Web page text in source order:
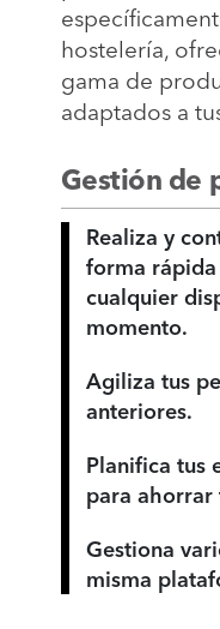
hostelería,
gama de
adaptados a
Gestión de
Realiza y
forma rápida
cualquier
momento.
Agiliza tus
anteriores.
Planifica tus
para ahorrar
Gestiona
misma